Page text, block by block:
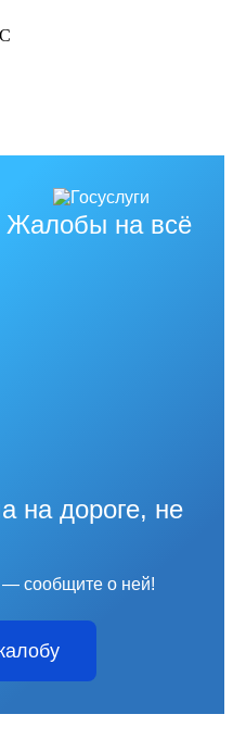
Жалобы на всё
на дороге, не
— сообщите о ней!